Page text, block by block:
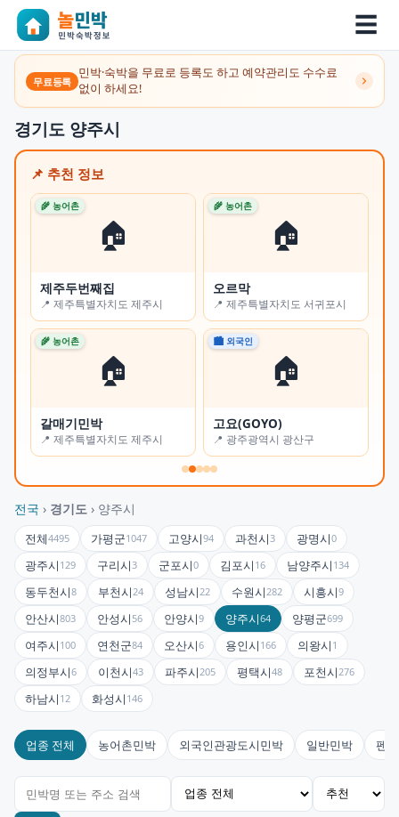
☰
무료등록
민박·숙박을 무료로 등록도 하고 예약관리도 수수료
없이 하세요!
경기도 양주시
📌 추천 정보
🏠
🌾 농어촌
제주두번째집
📍 제주특별자치도 제주시
🏠
🌾 농어촌
오르막
📍 제주특별자치도 서귀포시
🏠
🌾 농어촌
갈매기민박
📍 제주특별자치도 제주시
🏠
🏙 외국인
고요(GOYO)
📍 광주광역시 광산구
전국 › 경기도 › 양주시
전체4495 가평군1047 고양시94 과천시3 광명시0
광주시 129 구리시3 군포시0 김포시 16 남양주시 134
동두천시8 부천시24 성남시22 수원시282 시흥시9
안산시803 안성시 56 안양시9 양주시64 양평군699
여주시 100 연천군84 오산시6 용인시 166 의왕시 1
의정부시6 이천시43 파주시205 평택시48 포천시276
하남시 12 화성시 146
업종 전체 농어촌민박 외국인관광도시민박 일반민박 펜션